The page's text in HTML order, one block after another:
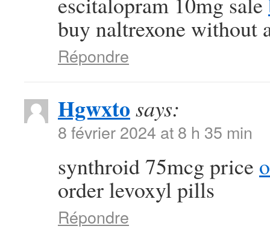
buy naltrexone without
Répondre
Hgwxto says:
8 février 2024 at 8 h 35 min
synthroid 75mcg price
order levoxyl pills
Répondre